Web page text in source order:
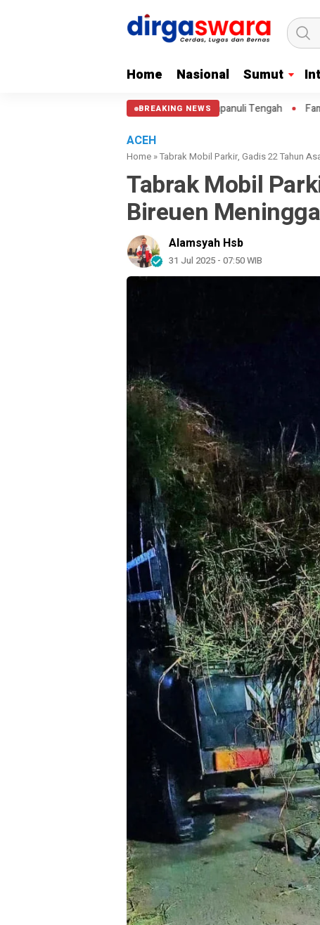
Home Nasional Sumut
BREAKING NEWS
Famoni Gulo Fraksi PDI-P DPRD
ACEH
Home »Tabrak Mobil Parkir, Gadis 22 Tahun
Tabrak Mobil
Bireuen
Alamsyah Hsb
31 Jul 2025 - 07:50 WIB